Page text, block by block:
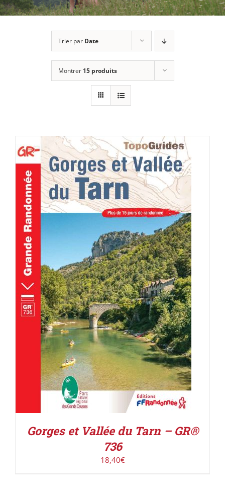
Trier par Date
Montrer 15 produits
AJOUTER AU PANIER / DÉTAILS
Gorges et Vallée du Tarn – GR®
736
18,40€